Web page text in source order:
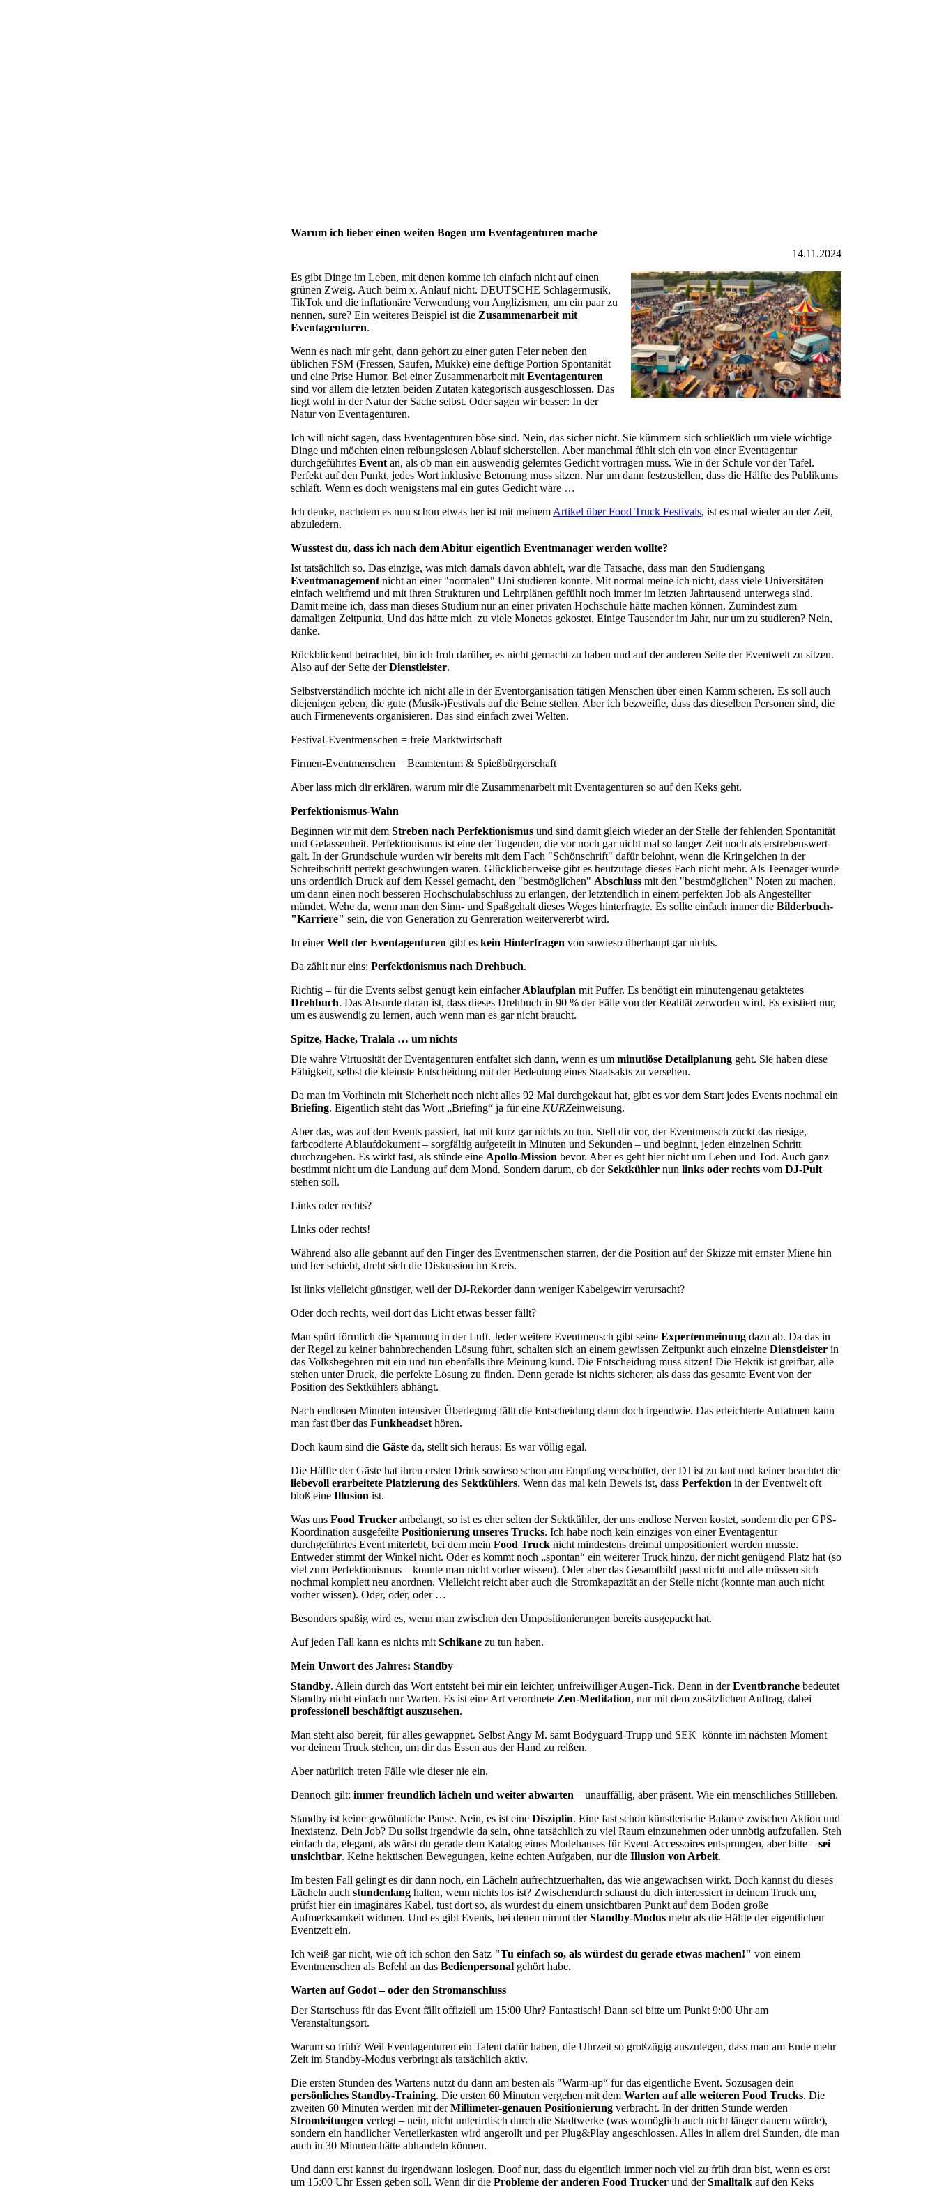
Warum ich lieber einen weiten Bogen um Eventagenturen mache
14.11.2024
Es gibt Dinge im Leben, mit denen komme ich einfach nicht auf einen
grünen Zweig. Auch beim x. Anlauf nicht. DEUTSCHE Schlagermusik,
TikTok und die inflationäre Verwendung von Anglizismen, um ein paar zu
nennen, sure? Ein weiteres Beispiel ist die Zusammenarbeit mit
Eventagenturen.
Wenn es nach mir geht, dann gehört zu einer guten Feier neben den
üblichen FSM (Fressen, Saufen, Mukke) eine deftige Portion Spontanität
und eine Prise Humor. Bei einer Zusammenarbeit mit Eventagenturen
sind vor allem die letzten beiden Zutaten kategorisch ausgeschlossen. Das
liegt wohl in der Natur der Sache selbst. Oder sagen wir besser: In der
Natur von Eventagenturen.
Ich will nicht sagen, dass Eventagenturen böse sind. Nein, das sicher nicht. Sie kümmern sich schließlich um viele wichtige
Dinge und möchten einen reibungslosen Ablauf sicherstellen. Aber manchmal fühlt sich ein von einer Eventagentur
durchgeführtes Event an, als ob man ein auswendig gelerntes Gedicht vortragen muss. Wie in der Schule vor der Tafel.
Perfekt auf den Punkt, jedes Wort inklusive Betonung muss sitzen. Nur um dann festzustellen, dass die Hälfte des Publikums
schläft. Wenn es doch wenigstens mal ein gutes Gedicht wäre …
Ich denke, nachdem es nun schon etwas her ist mit meinem Artikel über Food Truck Festivals, ist es mal wieder an der Zeit,
abzuledern.
Wusstest du, dass ich nach dem Abitur eigentlich Eventmanager werden wollte?
Ist tatsächlich so. Das einzige, was mich damals davon abhielt, war die Tatsache, dass man den Studiengang
Eventmanagement nicht an einer "normalen" Uni studieren konnte. Mit normal meine ich nicht, dass viele Universitäten
einfach weltfremd und mit ihren Strukturen und Lehrplänen gefühlt noch immer im letzten Jahrtausend unterwegs sind.
Damit meine ich, dass man dieses Studium nur an einer privaten Hochschule hätte machen können. Zumindest zum
damaligen Zeitpunkt. Und das hätte mich zu viele Monetas gekostet. Einige Tausender im Jahr, nur um zu studieren? Nein,
danke.
Rückblickend betrachtet, bin ich froh darüber, es nicht gemacht zu haben und auf der anderen Seite der Eventwelt zu sitzen.
Also auf der Seite derDienstleister.
Selbstverständlich möchte ich nicht alle in der Eventorganisation tätigen Menschen über einen Kamm scheren. Es soll auch
diejenigen geben, die gute (Musik-)Festivals auf die Beine stellen. Aber ich bezweifle, dass das dieselben Personen sind, die
auch Firmenevents organisieren. Das sind einfach zwei Welten.
Festival-Eventmenschen = freie Marktwirtschaft
Firmen-Eventmenschen = Beamtentum & Spießbürgerschaft
Aber lass mich dir erklären, warum mir die Zusammenarbeit mit Eventagenturen so auf den Keks geht.
Perfektionismus-Wahn
Beginnen wir mit dem Streben nach Perfektionismus und sind damit gleich wieder an der Stelle der fehlenden Spontanität
und Gelassenheit. Perfektionismus ist eine der Tugenden, die vor noch gar nicht mal so langer Zeit noch als erstrebenswert
galt. In der Grundschule wurden wir bereits mit dem Fach "Schönschrift" dafür belohnt, wenn die Kringelchen in der
Schreibschrift perfekt geschwungen waren. Glücklicherweise gibt es heutzutage dieses Fach nicht mehr. Als Teenager wurde
uns ordentlich Druck auf dem Kessel gemacht, den "bestmöglichen" Abschluss mit den "bestmöglichen" Noten zu machen,
um dann einen noch besseren Hochschulabschluss zu erlangen, der letztendlich in einem perfekten Job als Angestellter
mündet. Wehe da, wenn man den Sinn- und Spaßgehalt dieses Weges hinterfragte. Es sollte einfach immer die Bilderbuch-
"Karriere" sein, die von Generation zu Genreration weitervererbt wird.
In einerWelt der Eventagenturen gibt es kein Hinterfragen von sowieso überhaupt gar nichts.
Da zählt nur eins: Perfektionismus nach Drehbuch.
Richtig – für die Events selbst genügt kein einfacherAblaufplan mit Puffer. Es benötigt ein minutengenau getaktetes
Drehbuch. Das Absurde daran ist, dass dieses Drehbuch in 90 % der Fälle von der Realität zerworfen wird. Es existiert nur,
um es auswendig zu lernen, auch wenn man es gar nicht braucht.
Spitze, Hacke, Tralala … um nichts
Die wahre Virtuosität der Eventagenturen entfaltet sich dann, wenn es um minutiöse Detailplanung geht. Sie haben diese
Fähigkeit, selbst die kleinste Entscheidung mit der Bedeutung eines Staatsakts zu versehen.
Da man im Vorhinein mit Sicherheit noch nicht alles 92 Mal durchgekaut hat, gibt es vor dem Start jedes Events nochmal ein
Briefing. Eigentlich steht das Wort „Briefing“ ja für eine KURZeinweisung.
Aber das, was auf den Events passiert, hat mit kurz gar nichts zu tun. Stell dir vor, der Eventmensch zückt das riesige,
farbcodierte Ablaufdokument – sorgfältig aufgeteilt in Minuten und Sekunden – und beginnt, jeden einzelnen Schritt
durchzugehen. Es wirkt fast, als stünde eine Apollo-Mission bevor. Aber es geht hier nicht um Leben und Tod. Auch ganz
bestimmt nicht um die Landung auf dem Mond. Sondern darum, ob derSektkühler nun links oder rechts vom DJ-Pult
stehen soll.
Links oder rechts?
Links oder rechts!
Während also alle gebannt auf den Finger des Eventmenschen starren, der die Position auf der Skizze mit ernster Miene hin
und her schiebt, dreht sich die Diskussion im Kreis.
Ist links vielleicht günstiger, weil der DJ-Rekorder dann weniger Kabelgewirr verursacht?
Oder doch rechts, weil dort das Licht etwas besser fällt?
Man spürt förmlich die Spannung in der Luft. Jeder weitere Eventmensch gibt seine Expertenmeinung dazu ab. Da das in
der Regel zu keiner bahnbrechenden Lösung führt, schalten sich an einem gewissen Zeitpunkt auch einzelne Dienstleister in
das Volksbegehren mit ein und tun ebenfalls ihre Meinung kund. Die Entscheidung muss sitzen! Die Hektik ist greifbar, alle
stehen unter Druck, die perfekte Lösung zu finden. Denn gerade ist nichts sicherer, als dass das gesamte Event von der
Position des Sektkühlers abhängt.
Nach endlosen Minuten intensiver Überlegung fällt die Entscheidung dann doch irgendwie. Das erleichterte Aufatmen kann
man fast über das Funkheadset hören.
Doch kaum sind die Gäste da, stellt sich heraus: Es war völlig egal.
Die Hälfte der Gäste hat ihren ersten Drink sowieso schon am Empfang verschüttet, der DJ ist zu laut und keiner beachtet die
liebevoll erarbeitete Platzierung des Sektkühlers. Wenn das mal kein Beweis ist, dass Perfektion in der Eventwelt oft
bloß eine Illusion ist.
Was uns Food Trucker anbelangt, so ist es eher selten der Sektkühler, der uns endlose Nerven kostet, sondern die per GPS-
Koordination ausgefeilte Positionierung unseres Trucks. Ich habe noch kein einziges von einer Eventagentur
durchgeführtes Event miterlebt, bei dem mein Food Truck nicht mindestens dreimal umpositioniert werden musste.
Entweder stimmt der Winkel nicht. Oder es kommt noch „spontan“ ein weiterer Truck hinzu, der nicht genügend Platz hat (so
viel zum Perfektionismus – konnte man nicht vorher wissen). Oder aber das Gesamtbild passt nicht und alle müssen sich
nochmal komplett neu anordnen. Vielleicht reicht aber auch die Stromkapazität an der Stelle nicht (konnte man auch nicht
vorher wissen). Oder, oder, oder …
Besonders spaßig wird es, wenn man zwischen den Umpositionierungen bereits ausgepackt hat.
Auf jeden Fall kann es nichts mit Schikane zu tun haben.
Mein Unwort des Jahres: Standby
Standby. Allein durch das Wort entsteht bei mir ein leichter, unfreiwilliger Augen-Tick. Denn in derEventbranche bedeutet
Standby nicht einfach nur Warten. Es ist eine Art verordnete Zen-Meditation, nur mit dem zusätzlichen Auftrag, dabei
professionell beschäftigt auszusehen.
Man steht also bereit, für alles gewappnet. Selbst Angy M. samt Bodyguard-Trupp und SEK könnte im nächsten Moment
vor deinem Truck stehen, um dir das Essen aus der Hand zu reißen.
Aber natürlich treten Fälle wie dieser nie ein.
Dennoch gilt: immer freundlich lächeln und weiter abwarten – unauffällig, aber präsent. Wie ein menschliches Stillleben.
Standby ist keine gewöhnliche Pause. Nein, es ist eine Disziplin. Eine fast schon künstlerische Balance zwischen Aktion und
Inexistenz. Dein Job? Du sollst irgendwie da sein, ohne tatsächlich zu viel Raum einzunehmen oder unnötig aufzufallen. Steh
einfach da, elegant, als wärst du gerade dem Katalog eines Modehauses für Event-Accessoires entsprungen, aber bitte – sei
unsichtbar. Keine hektischen Bewegungen, keine echten Aufgaben, nur die Illusion von Arbeit.
Im besten Fall gelingt es dir dann noch, ein Lächeln aufrechtzuerhalten, das wie angewachsen wirkt. Doch kannst du dieses
Lächeln auch stundenlang halten, wenn nichts los ist? Zwischendurch schaust du dich interessiert in deinem Truck um,
prüfst hier ein imaginäres Kabel, tust dort so, als würdest du einem unsichtbaren Punkt auf dem Boden große
Aufmerksamkeit widmen. Und es gibt Events, bei denen nimmt derStandby-Modus mehr als die Hälfte der eigentlichen
Eventzeit ein.
Ich weiß gar nicht, wie oft ich schon den Satz "Tu einfach so, als würdest du gerade etwas machen!" von einem
Eventmenschen als Befehl an das Bedienpersonal gehört habe.
Warten auf Godot – oder den Stromanschluss
Der Startschuss für das Event fällt offiziell um 15:00 Uhr? Fantastisch! Dann sei bitte um Punkt 9:00 Uhr am
Veranstaltungsort.
Warum so früh? Weil Eventagenturen ein Talent dafür haben, die Uhrzeit so großzügig auszulegen, dass man am Ende mehr
Zeit im Standby-Modus verbringt als tatsächlich aktiv.
Die ersten Stunden des Wartens nutzt du dann am besten als "Warm-up“ für das eigentliche Event. Sozusagen dein
persönliches Standby-Training. Die ersten 60 Minuten vergehen mit dem Warten auf alle weiteren Food Trucks. Die
zweiten 60 Minuten werden mit derMillimeter-genauen Positionierung verbracht. In der dritten Stunde werden
Stromleitungen verlegt – nein, nicht unterirdisch durch die Stadtwerke (was womöglich auch nicht länger dauern würde),
sondern ein handlicher Verteilerkasten wird angerollt und per Plug&Play angeschlossen. Alles in allem drei Stunden, die man
auch in 30 Minuten hätte abhandeln können.
Und dann erst kannst du irgendwann loslegen. Doof nur, dass du eigentlich immer noch viel zu früh dran bist, wenn es erst
um 15:00 Uhr Essen geben soll. Wenn dir die Probleme der anderen Food Trucker und derSmalltalk auf den Keks